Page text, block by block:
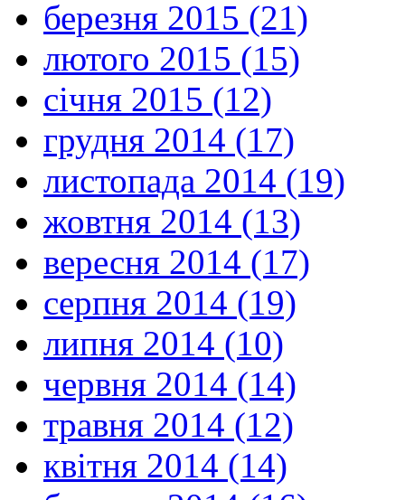
березня 2015 (21)
лютого 2015 (15)
січня 2015 (12)
грудня 2014 (17)
листопада 2014 (19)
жовтня 2014 (13)
вересня 2014 (17)
серпня 2014 (19)
липня 2014 (10)
червня 2014 (14)
травня 2014 (12)
квітня 2014 (14)